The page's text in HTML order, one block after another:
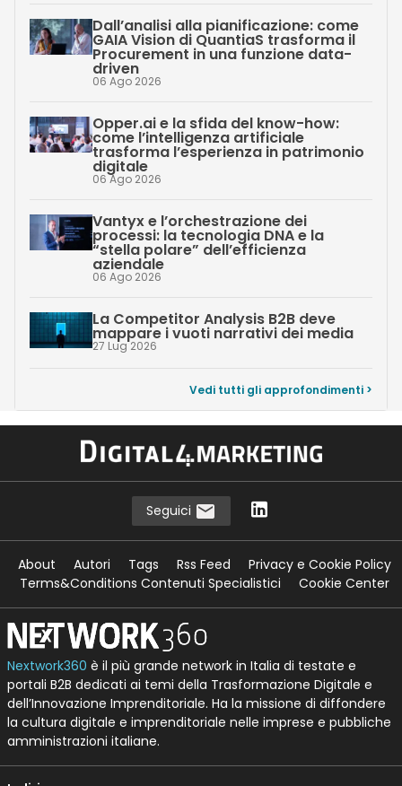
Dall’analisi alla pianificazione: come
GAIA Vision di QuantiaS trasforma il
Procurement in una funzione data-
driven
06 Ago 2026
Opper.ai e la sfida del know-how:
come l’intelligenza artificiale
trasforma l’esperienza in patrimonio
digitale
06 Ago 2026
Vantyx e l’orchestrazione dei
processi: la tecnologia DNA e la
“stella polare” dell’efficienza
aziendale
06 Ago 2026
La Competitor Analysis B2B deve
mappare i vuoti narrativi dei media
27 Lug 2026
Vedi tutti gli approfondimenti >
Seguici
About Autori Tags Rss Feed
Privacy e Cookie Policy
Terms&Conditions Contenuti Specialistici
Cookie Center
Nextwork360 è il più grande network in Italia di testate e
portali B2B dedicati ai temi della Trasformazione Digitale e
dell’Innovazione Imprenditoriale. Ha la missione di diffondere
la cultura digitale e imprenditoriale nelle imprese e pubbliche
amministrazioni italiane.